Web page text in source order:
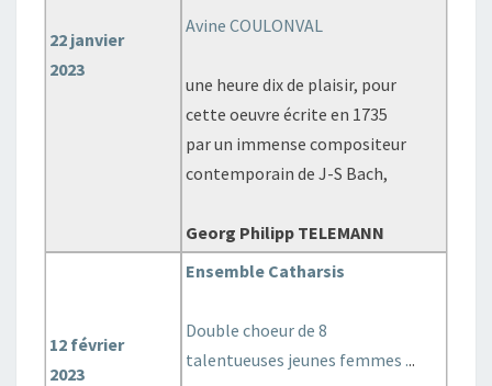
22 janvier
2023
Avine COULONVAL
une heure dix de plaisir, pour
cette oeuvre écrite en 1735
par un immense compositeur
contemporain de J-S Bach,
Georg Philipp TELEMANN
12 février
2023
Ensemble Catharsis
Double choeur de 8
talentueuses jeunes femmes ...